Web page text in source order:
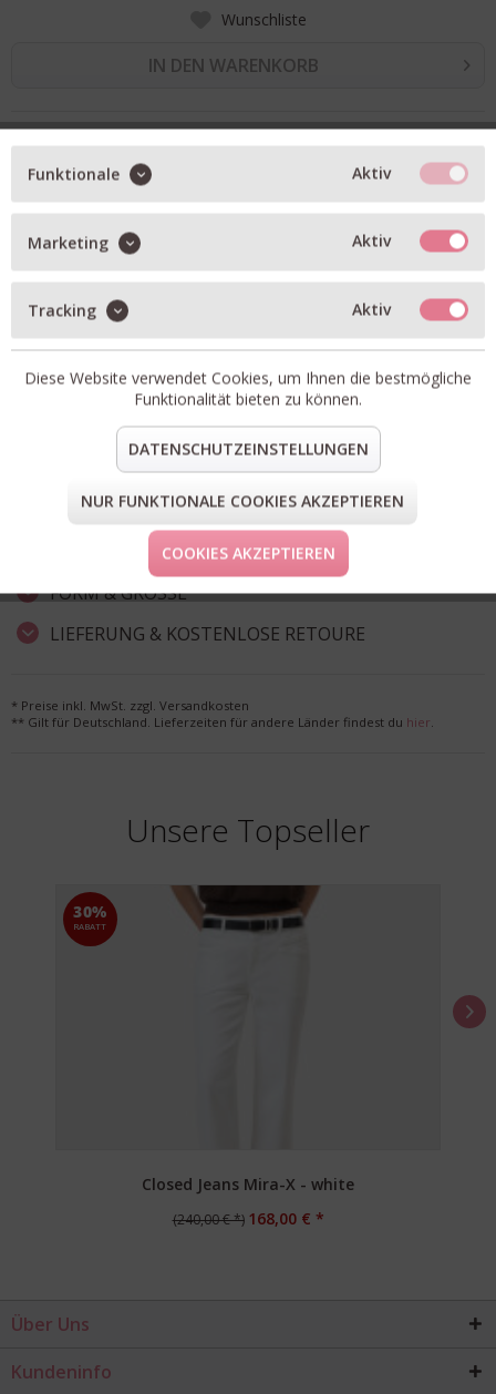
Wunschliste
IN DEN WARENKORB
BESCHREIBUNG
Logo-Hoodie in sky blue
relaxed fit
zwei seitliche Eingriffstaschen
Artikel-Nr.:
C95353-472-PR-811
Material:
100% Baumwolle (Bio)
teilen
pin it mail teilen
FORM & GRÖSSE
LIEFERUNG & KOSTENLOSE RETOURE
* Preise inkl. MwSt. zzgl. Versandkosten
** Gilt für Deutschland. Lieferzeiten für andere Länder findest du hier.
Unsere Topseller
30%
RABATT
Closed Jeans Mira-X - white
(240,00 € *) 168,00 € *
Über Uns
Kundeninfo
Funktionale Aktiv
Marketing Aktiv
Tracking Aktiv
Diese Website verwendet Cookies, um Ihnen die bestmögliche
Funktionalität bieten zu können.
DATENSCHUTZEINSTELLUNGEN
NUR FUNKTIONALE COOKIES AKZEPTIEREN
COOKIES AKZEPTIEREN